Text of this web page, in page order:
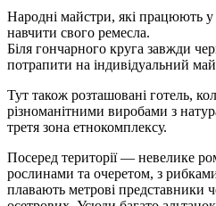
Народні майстри, які працюють
навчити свого ремесла.
Біля гончарного круга завжди
потрапити на індивідуальний
Тут також розташовані готель,
різноманітними виробами з
третя зона етнокомплексу.
Посеред території — невелике
рослинами та очеретом, з
плавають метрові представники